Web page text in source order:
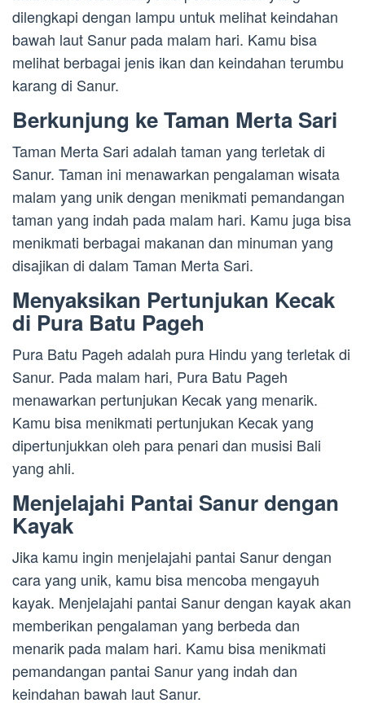
dilengkapi dengan lampu untuk melihat keindahan
bawah laut Sanur pada malam hari. Kamu bisa
melihat berbagai jenis ikan dan keindahan terumbu
karang di Sanur.
Berkunjung ke Taman Merta Sari
Taman Merta Sari adalah taman yang terletak di
Sanur. Taman ini menawarkan pengalaman wisata
malam yang unik dengan menikmati pemandangan
taman yang indah pada malam hari. Kamu juga bisa
menikmati berbagai makanan dan minuman yang
disajikan di dalam Taman Merta Sari.
Menyaksikan Pertunjukan Kecak
di Pura Batu Pageh
Pura Batu Pageh adalah pura Hindu yang terletak di
Sanur. Pada malam hari, Pura Batu Pageh
menawarkan pertunjukan Kecak yang menarik.
Kamu bisa menikmati pertunjukan Kecak yang
dipertunjukkan oleh para penari dan musisi Bali
yang ahli.
Menjelajahi Pantai Sanur dengan
Kayak
Jika kamu ingin menjelajahi pantai Sanur dengan
cara yang unik, kamu bisa mencoba mengayuh
kayak. Menjelajahi pantai Sanur dengan kayak akan
memberikan pengalaman yang berbeda dan
menarik pada malam hari. Kamu bisa menikmati
pemandangan pantai Sanur yang indah dan
keindahan bawah laut Sanur.